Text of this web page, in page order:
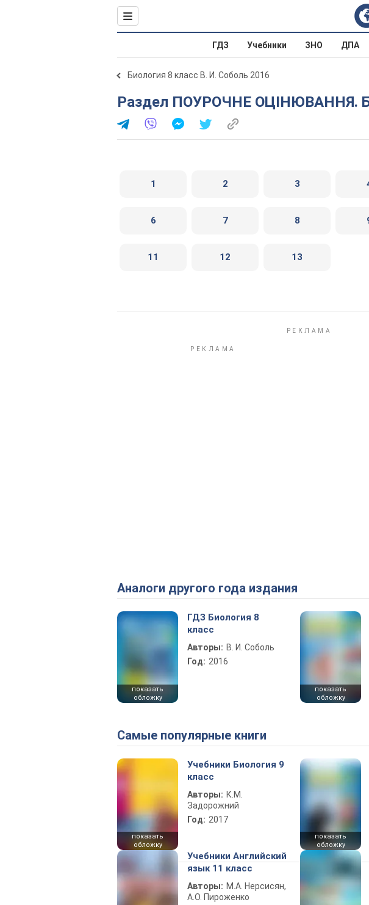
ГДЗ Учебники ЗНО ДПА
Биология 8 класс В. И. Соболь 2016
Раздел ПОУРОЧНЕ ОЦІНЮВАННЯ.
1 2 3
6 7 8
11 12 13
Аналоги другого года издания
показать
обложку
ГДЗ Биология 8
класс
Авторы: В. И. Соболь
Год: 2016
показать
обложку
Самые популярные книги
показать
обложку
Учебники Биология 9
класс
Авторы: К.М.
Задорожний
Год: 2017
показать
обложку
Учебники Английский
язык 11 класс
Авторы: М.А. Нерсисян,
А.О. Пироженко